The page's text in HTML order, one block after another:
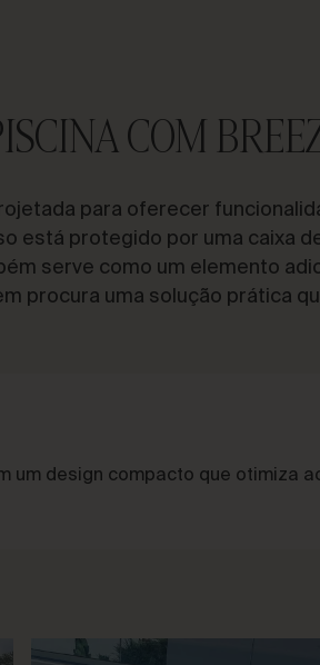
COM
para oferecer
está protegido por uma caixa
serve como um elemento
procura uma solução prática
um design compacto que otimiza